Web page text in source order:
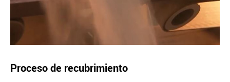
Proceso de recubrimiento